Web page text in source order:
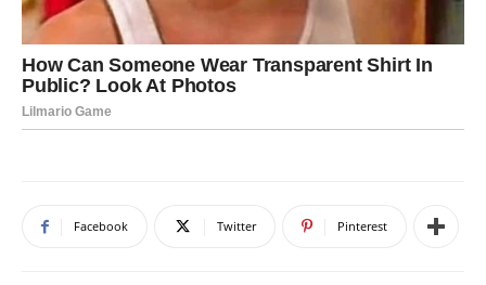
Facebook Twitter Pinterest